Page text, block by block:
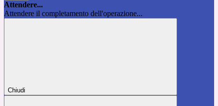
Attendere...
Attendere il completamento dell'operazione...
Chiudi